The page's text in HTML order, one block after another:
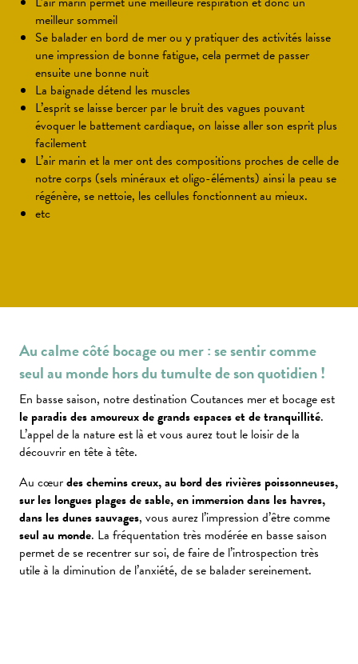
meilleur sommeil
Se balader en bord de mer ou y pratiquer des activités laisse
une impression de bonne fatigue, cela permet de passer
ensuite une bonne nuit
La baignade détend les muscles
L’esprit se laisse bercer par le bruit des vagues pouvant
évoquer le battement cardiaque, on laisse aller son esprit plus
facilement
L’air marin et la mer ont des compositions proches de celle de
notre corps (sels minéraux et oligo-éléments) ainsi la peau se
régénère, se nettoie, les cellules fonctionnent au mieux.
etc
Au calme côté bocage ou mer : se sentir comme
seul au monde hors du tumulte de son quotidien !
En basse saison, notre destination Coutances mer et bocage est
le paradis des amoureux de grands espaces et de tranquillité.
L’appel de la nature est là et vous aurez tout le loisir de la
découvrir en tête à tête.
Au cœurdes chemins creux, au bord des rivières poissonneuses,
sur les longues plages de sable, en immersion dans les havres,
dans les dunes sauvages, vous aurez l’impression d’être comme
seul au monde. La fréquentation très modérée en basse saison
permet de se recentrer sur soi, de faire de l’introspection très
utile à la diminution de l’anxiété, de se balader sereinement.